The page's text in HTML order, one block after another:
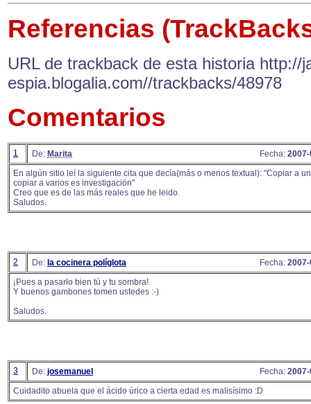
Referencias
URL de trackback de esta historia http://
espia.blogalia.com//trackbacks/48978
Comentarios
1 De: Marita Fecha:
En algún sitio leí la siguiente cita que decía(más o menos textual): "Copiar a
copiar a varios es investigación"
Creo que es de las más reales que he leido.
Saludos.
2 De: la cocinera políglota Fecha:
¡Pues a pasarlo bien tú y tu sombra!
Y buenos gambones tomen ustedes :-)
Saludos.
3 De: josemanuel Fecha:
Cuidadito abuela que el ácido úrico a cierta edad es malisísimo :D